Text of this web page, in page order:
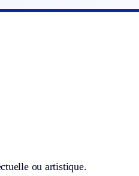
ou artistique.